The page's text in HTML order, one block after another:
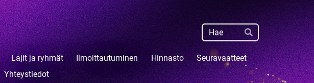
Haku
Hae
Lajit ja ryhmät Ilmoittautuminen Hinnasto
Seuravaatteet
Yhteystiedot